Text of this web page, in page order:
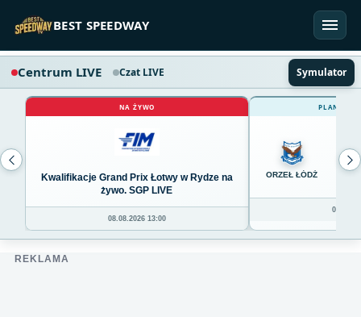
BEST SPEEDWAY
Centrum LIVE Czat LIVE Symulator
NA ŻYWO
Kwalifikacje Grand Prix Łotwy w Rydze na
żywo. SGP LIVE
08.08.2026 13:00
ORZEŁ ŁÓDŹ
0
REKLAMA